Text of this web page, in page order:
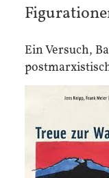
AM
Ein Versuch,